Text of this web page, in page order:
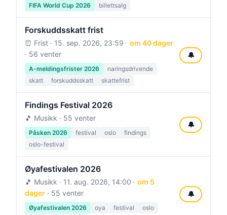
FIFA World Cup 2026 billettsalg
Forskuddsskatt frist
⏰ Frist · 15. sep. 2026, 23:59
om 40 dager
· 56 venter
A-meldingsfrister 2026
naringsdrivende
skatt
forskuddsskatt skattefrist
🔔
Findings Festival 2026
🎵 Musikk · 55 venter
Påsken 2026 festival oslo
findings
oslo-festival
🔔
Øyafestivalen 2026
🎵 Musikk · 11. aug. 2026, 14:00
om 5
dager · 55 venter
Øyafestivalen 2026 oya festival
oslo
🔔